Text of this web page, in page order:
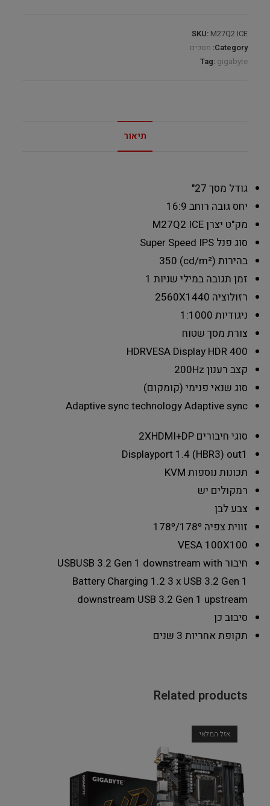
SKU: M27Q2 ICE
Category: מסכים
Tag: gigabyte
תיאור
גודל מסך 27"
יחס גובה רוחב 16:9
מק"ט יצרןM27Q2 ICE
סוג פנלSuper Speed IPS
בהירות (cd/m²)
350
זמן תגובה במילי שניות 1
רזולוציה 2560X1440
ניגודיות 1:1000
צורת מסך שטוח
HDRVESA Display HDR 400
קצב רענון 200Hz
סוג שנאי פנימי (קומקום)
Adaptive sync technologyAdaptive sync
סוגי חיבורים2XHDMI+DP
Displayport 1.4 (HBR3) out1
תכונות נוספות KVM
רמקולים יש
צבעלבן
זווית צפיה 178º/178º
VESA 100X100
חיבור USB USB 3.2 Gen 1 downstream with
Battery Charging 1.2 3 x USB 3.2 Gen 1
downstream USB 3.2 Gen 1 upstream
סיבוב כן
תקופת אחריות 3 שנים
Related products
אזל המלאי